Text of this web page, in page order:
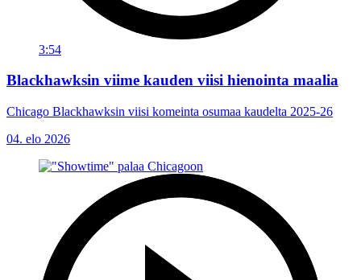
3:54
Blackhawksin viime kauden viisi hienointa maalia
Chicago Blackhawksin viisi komeinta osumaa kaudelta 2025-26
04. elo 2026